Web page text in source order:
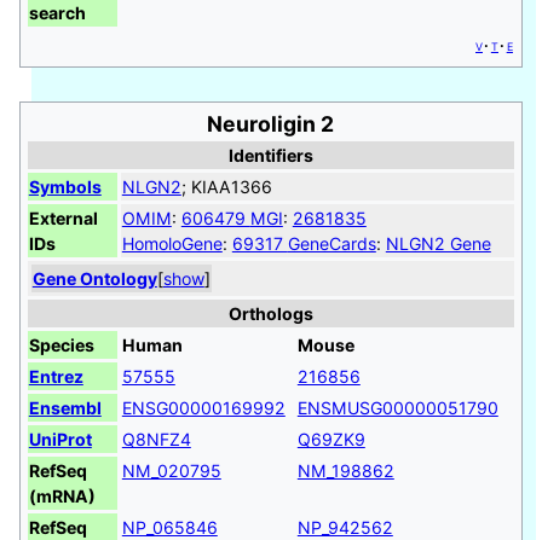
search
v t e
Neuroligin 2
Identifiers
Symbols
NLGN2; KIAA1366
External
IDs
OMIM: 606479 MGI: 2681835
HomoloGene: 69317 GeneCards: NLGN2 Gene
[show]
Gene Ontology
Orthologs
Species
Human
Mouse
Entrez
57555
216856
Ensembl
ENSG00000169992
ENSMUSG00000051790
UniProt
Q8NFZ4
Q69ZK9
RefSeq
(mRNA)
NM_020795 NM_198862
RefSeq
NP_065846 NP_942562